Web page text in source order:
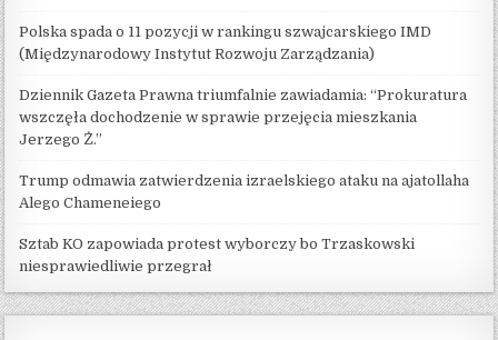
Polska spada o 11 pozycji w rankingu szwajcarskiego IMD
(Międzynarodowy Instytut Rozwoju Zarządzania)
Dziennik Gazeta Prawna triumfalnie zawiadamia: “Prokuratura
wszczęła dochodzenie w sprawie przejęcia mieszkania
Jerzego Ż.”
Trump odmawia zatwierdzenia izraelskiego ataku na ajatollaha
Alego Chameneiego
Sztab KO zapowiada protest wyborczy bo Trzaskowski
niesprawiedliwie przegrał